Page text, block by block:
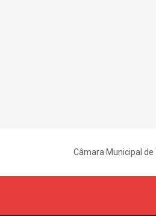
Câmara Municipal de